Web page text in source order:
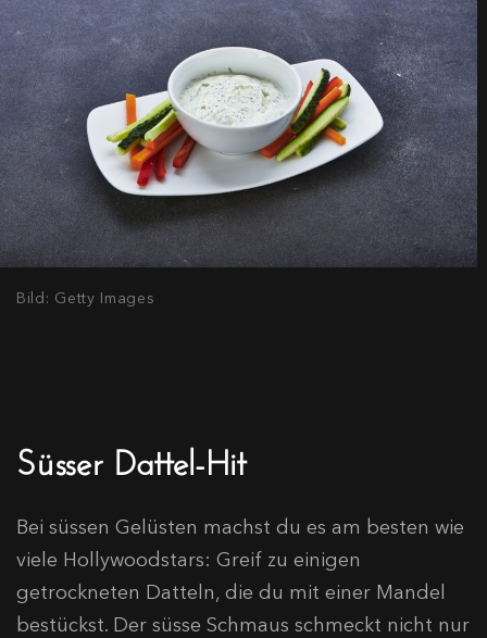
Bild: Getty Images
Süsser Dattel-Hit
Bei süssen Gelüsten machst du es am besten wie
viele Hollywoodstars: Greif zu einigen
getrockneten Datteln, die du mit einer Mandel
bestückst. Der süsse Schmaus schmeckt nicht nur